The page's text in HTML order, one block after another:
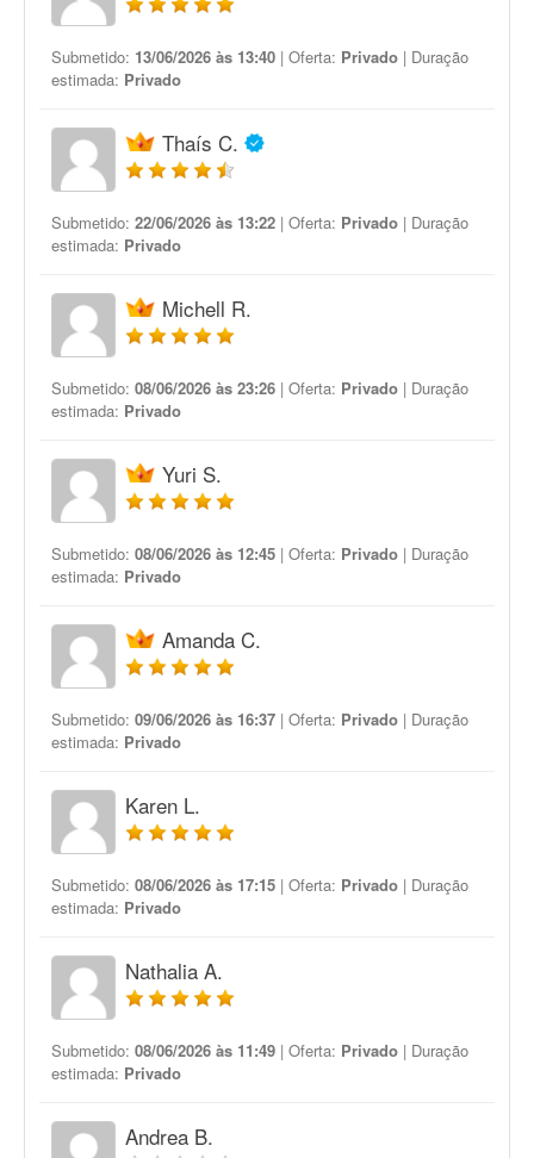
Submetido: 13/06/2026 às 13:40 | Oferta: Privado | Duração
estimada: Privado
Thaís C.
Submetido: 22/06/2026 às 13:22 | Oferta: Privado | Duração
estimada: Privado
Michell R.
Submetido: 08/06/2026 às 23:26 | Oferta: Privado | Duração
estimada: Privado
Yuri S.
Submetido: 08/06/2026 às 12:45 | Oferta: Privado | Duração
estimada: Privado
Amanda C.
Submetido: 09/06/2026 às 16:37 | Oferta: Privado | Duração
estimada: Privado
Karen L.
Submetido: 08/06/2026 às 17:15 | Oferta: Privado | Duração
estimada: Privado
Nathalia A.
Submetido: 08/06/2026 às 11:49 | Oferta: Privado | Duração
estimada: Privado
Andrea B.